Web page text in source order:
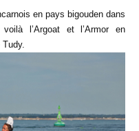
en pays bigouden dans
l’Argoat et l’Armor en